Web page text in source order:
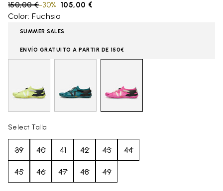
Price reduced from
150,00 €to 105,00 €
-30%
Color: Fuchsia
SUMMER SALES
ENVÍO GRATUITO A PARTIR DE 150€
Select Talla
39 40 41 42 43 44
45 46 47 48 49